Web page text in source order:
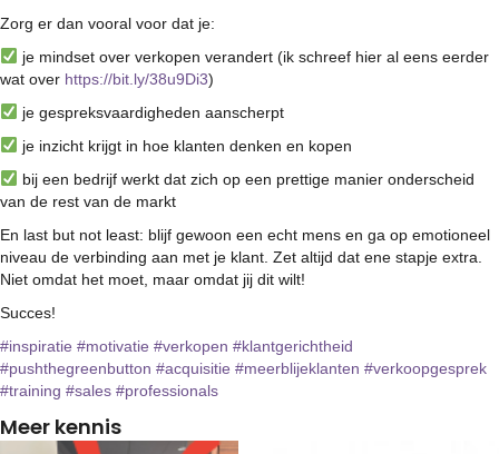
Zorg er dan vooral voor dat je:
je mindset over verkopen verandert (ik schreef hier al eens eerder
wat over https://bit.ly/38u9Di3)
je gespreksvaardigheden aanscherpt
je inzicht krijgt in hoe klanten denken en kopen
bij een bedrijf werkt dat zich op een prettige manier onderscheid
van de rest van de markt
En last but not least: blijf gewoon een echt mens en ga op emotioneel
niveau de verbinding aan met je klant. Zet altijd dat ene stapje extra.
Niet omdat het moet, maar omdat jij dit wilt!
Succes!
#inspiratie #motivatie #verkopen #klantgerichtheid
#pushthegreenbutton #acquisitie #meerblijeklanten #verkoopgesprek
#training #sales #professionals
Meer kennis